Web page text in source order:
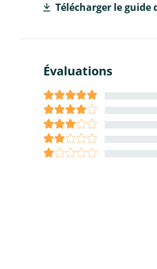
Télécharger le
Évaluations